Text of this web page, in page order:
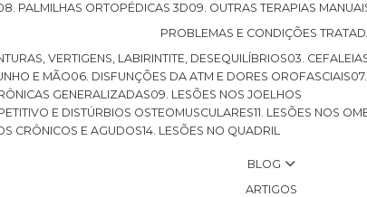
08. PALMILHAS ORTOPÉDICAS 3D
09. OUTRAS TERAPIAS
PROBLEMAS E CONDIÇÕES
VERTIGENS, LABIRINTITE, DESEQUILÍBRIOS 03.
E MÃO
06. DISFUNÇÕES DA ATM E DORES OROFASCIAIS
GENERALIZADAS
09. LESÕES NOS JOELHOS
E DISTÚRBIOS OSTEOMUSCULARES 11. LESÕES NOS
CRÔNICOS E AGUDOS 14. LESÕES NO QUADRIL
BLOG
ARTIGOS